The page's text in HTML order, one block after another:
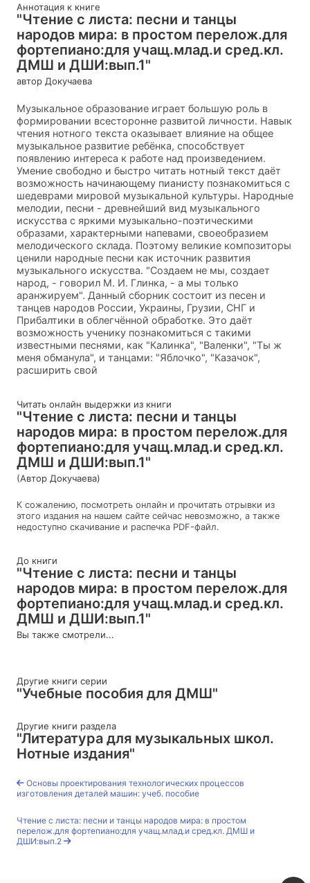
Аннотация к книге
"Чтение с листа: песни и танцы
народов мира: в простом перелож.для
фортепиано:для учащ.млад.и сред.кл.
ДМШ и ДШИ:вып.1"
автор Докучаева
Музыкальное образование играет большую роль в
формировании всесторонне развитой личности. Навык
чтения нотного текста оказывает влияние на общее
музыкальное развитие ребёнка, способствует
появлению интереса к работе над произведением.
Умение свободно и быстро читать нотный текст даёт
возможность начинающему пианисту познакомиться с
шедеврами мировой музыкальной культуры. Народные
мелодии, песни - древнейший вид музыкального
искусства с яркими музыкально-поэтическими
образами, характерными напевами, своеобразием
мелодического склада. Поэтому великие композиторы
ценили народные песни как источник развития
музыкального искусства. "Создаем не мы, создает
народ, - говорил М. И. Глинка, - а мы только
аранжируем". Данный сборник состоит из песен и
танцев народов России, Украины, Грузии, СНГ и
Прибалтики в облегчённой обработке. Это даёт
возможность ученику познакомиться с такими
известными песнями, как "Калинка", "Валенки", "Ты ж
меня обманула", и танцами: "Яблочко", "Казачок",
расширить свой
Читать онлайн выдержки из книги
"Чтение с листа: песни и танцы
народов мира: в простом перелож.для
фортепиано:для учащ.млад.и сред.кл.
ДМШ и ДШИ:вып.1"
(Автор Докучаева)
К сожалению, посмотреть онлайн и прочитать отрывки из
этого издания на нашем сайте сейчас невозможно, а также
недоступно скачивание и распечка PDF-файл.
До книги
"Чтение с листа: песни и танцы
народов мира: в простом перелож.для
фортепиано:для учащ.млад.и сред.кл.
ДМШ и ДШИ:вып.1"
Вы также смотрели...
Другие книги серии
"Учебные пособия для ДМШ"
Другие книги раздела
"Литература для музыкальных школ.
Нотные издания"
Основы проектирования технологических процессов
изготовления деталей машин: учеб. пособие
Чтение с листа: песни и танцы народов мира: в простом
перелож.для фортепиано:для учащ.млад.и сред.кл. ДМШ и
ДШИ:вып.2